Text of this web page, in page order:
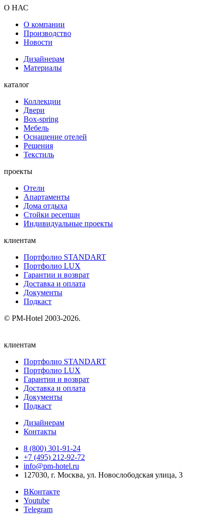
О НАС
О компании
Производство
Новости
Дизайнерам
Материалы
каталог
Коллекции
Двери
Box-spring
Мебель
Оснащение отелей
Решения
Текстиль
проекты
Отели
Апартаменты
Дома отдыха
Стойки ресепшн
Индивидуальные проекты
клиентам
Портфолио STANDART
Портфолио LUX
Гарантии и возврат
Доставка и оплата
Документы
Подкаст
© PM-Hotel 2003-2026.
клиентам
Портфолио STANDART
Портфолио LUX
Гарантии и возврат
Доставка и оплата
Документы
Подкаст
Дизайнерам
Контакты
8 (800) 301‑91‑24
+7 (495) 212‑92‑72
info@pm-hotel.ru
127030, г. Москва, ул. Новослободская улица, 3
ВКонтакте
Youtube
Telegram